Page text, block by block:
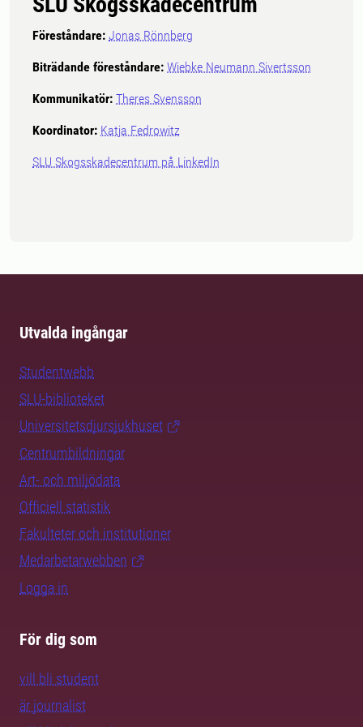
Föreståndare: Jonas Rönnberg
Biträdande föreståndare: Wiebke Neumann Sivertsson
Kommunikatör: Theres Svensson
Koordinator: Katja Fedrowitz
SLU Skogsskadecentrum på LinkedIn
Utvalda ingångar
Studentwebb
SLU-biblioteket
Universitetsdjursjukhuset
Centrumbildningar
Art- och miljödata
Officiell statistik
Fakulteter och institutioner
Medarbetarwebben
Logga in
För dig som
vill bli student
är journalist